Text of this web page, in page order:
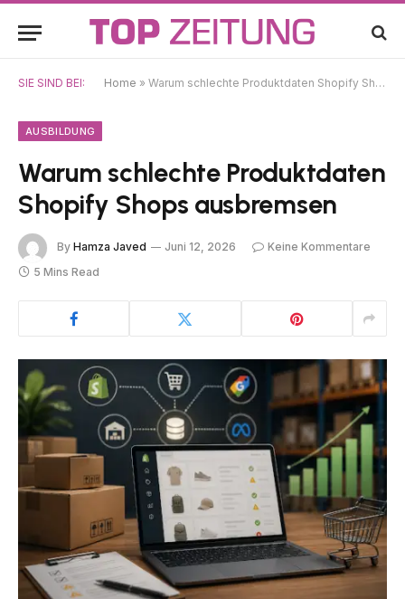
SIE SIND BEI: Home » Warum schlechte Produktdaten Shopify Shops ausbremsen
AUSBILDUNG
Warum schlechte Produktdaten
Shopify Shops ausbremsen
By Hamza Javed Juni 12, 2026
Keine Kommentare
5 Mins Read